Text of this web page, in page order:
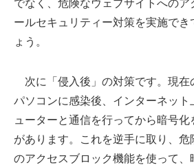
でなく、危険なウェブサイトへのア
ールセキュリティー対策を実施でき
ょう。
次に「侵入後」の対策です。現在
パソコンに感染後、インターネット
ューターと通信を行ってから暗号
があります。これを逆手に取り、
のアクセスブロック機能を使って、